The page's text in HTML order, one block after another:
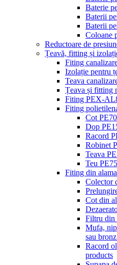
Baterie
Baterii
Baterii
Coloane
Reductoare de
Țeavă, fitting și
Fiting
Izolație pentru
Teava
Țeava și fitting
Fiting PEX-AL
Fiting
Cot PE
Dop PE
Racord
Robinet
Teava PE
Teu PE
Fiting din
Colector
Cot din
Filtru din
Mufa,
sau bronz
Racord
products